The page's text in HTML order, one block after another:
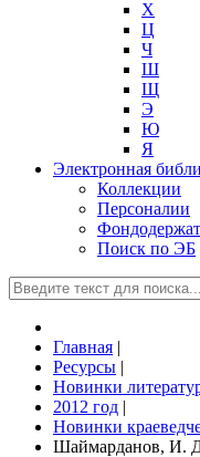
Х
Ц
Ч
Ш
Щ
Э
Ю
Я
Электронная
Коллекции
Персоналии
Поиск по ЭБ
Главная |
Ресурсы |
Новинки
2012 год |
Новинки
Шаймарданов, И.